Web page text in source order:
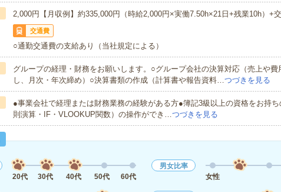
2,000円【月収例】約335,000円（時給2,000円×実働7.50h×21日+残業10h）+
交通費
○通勤交通費の支給あり（当社規定による）
グループの経理・財務をお願いします。○グループ会社の決算対応（売上や費
し、月次・年次締め）○決算書類の作成（計算書や報告資料…つづきを見る
●事業会社で経理または財務業務の経験がある方●簿記3級以上の資格をお持
則演算・IF・VLOOKUP関数）の操作ができ…つづきを見る
20代
30代 40代 50代 60代
男女比率
女性